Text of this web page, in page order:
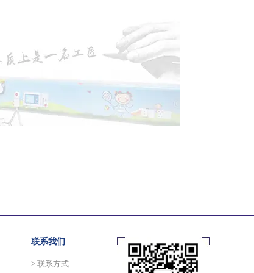
联系我们
> 联系方式